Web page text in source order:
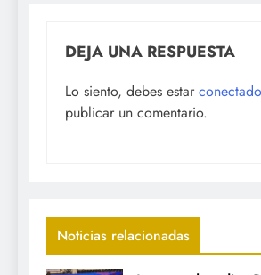
DEJA UNA RESPUESTA
Lo siento, debes estar conectado
publicar un comentario.
Noticias relacionadas